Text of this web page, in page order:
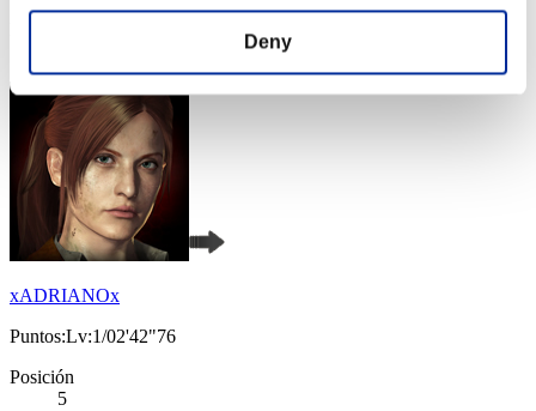
Deny
xADRIANOx
Puntos:Lv:1/02'42"76
Posición
5